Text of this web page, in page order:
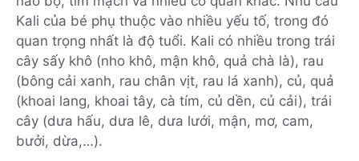
Kali của bé phụ thuộc vào nhiều yếu tố, trong đó
quan trọng nhất là độ tuổi. Kali có nhiều trong trái
cây sấy khô (nho khô, mận khô, quả chà là), rau
(bông cải xanh, rau chân vịt, rau lá xanh), củ, quả
(khoai lang, khoai tây, cà tím, củ dền, củ cải), trái
cây (dưa hấu, dưa lê, dưa lưới, mận, mơ, cam,
bưởi, dừa,…).